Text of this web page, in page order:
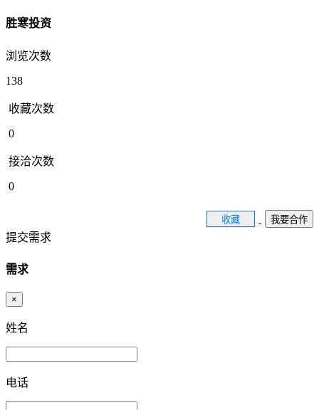
胜寒投资
浏览次数
138
收藏次数
0
接洽次数
0
收藏 我要合作
提交需求
需求
×
姓名
电话